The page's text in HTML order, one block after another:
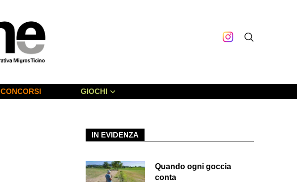
CONCORSI GIOCHI
IN EVIDENZA
Quando ogni goccia
conta